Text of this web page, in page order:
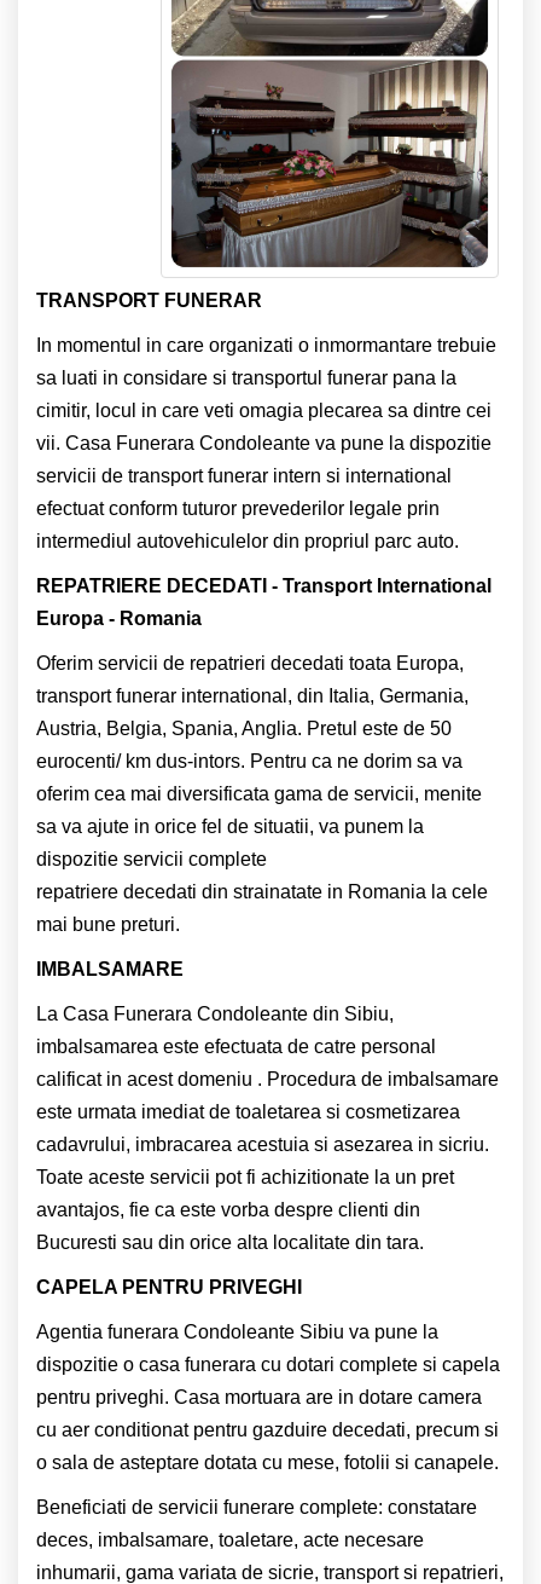
TRANSPORT FUNERAR
In momentul in care organizati o inmormantare trebuie
sa luati in considare si transportul funerar pana la
cimitir, locul in care veti omagia plecarea sa dintre cei
vii. Casa Funerara Condoleante va pune la dispozitie
servicii de transport funerar intern si international
efectuat conform tuturor prevederilor legale prin
intermediul autovehiculelor din propriul parc auto.
REPATRIERE DECEDATI - Transport International
Europa - Romania
Oferim servicii de repatrieri decedati toata Europa,
transport funerar international, din Italia, Germania,
Austria, Belgia, Spania, Anglia. Pretul este de 50
eurocenti/ km dus-intors. Pentru ca ne dorim sa va
oferim cea mai diversificata gama de servicii, menite
sa va ajute in orice fel de situatii, va punem la
dispozitie servicii complete
repatriere decedati din strainatate in Romania la cele
mai bune preturi.
IMBALSAMARE
La Casa Funerara Condoleante din Sibiu,
imbalsamarea este efectuata de catre personal
calificat in acest domeniu . Procedura de imbalsamare
este urmata imediat de toaletarea si cosmetizarea
cadavrului, imbracarea acestuia si asezarea in sicriu.
Toate aceste servicii pot fi achizitionate la un pret
avantajos, fie ca este vorba despre clienti din
Bucuresti sau din orice alta localitate din tara.
CAPELA PENTRU PRIVEGHI
Agentia funerara Condoleante Sibiu va pune la
dispozitie o casa funerara cu dotari complete si capela
pentru priveghi. Casa mortuara are in dotare camera
cu aer conditionat pentru gazduire decedati, precum si
o sala de asteptare dotata cu mese, fotolii si canapele.
Beneficiati de servicii funerare complete: constatare
deces, imbalsamare, toaletare, acte necesare
inhumarii, gama variata de sicrie, transport si repatrieri,